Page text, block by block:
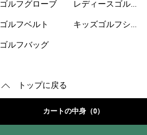
ゴルフグローブ
ゴルフベルト
ゴルフバッグ
レディースゴルフ
キッズゴルフシュ
トップに戻る
カートの中身（0）